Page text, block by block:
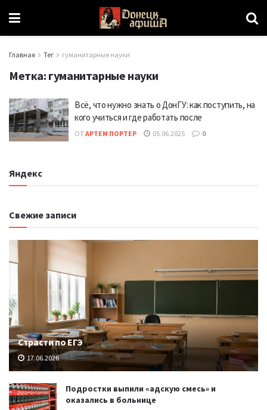
Главная Тег гуманитарные науки
Метка: гуманитарные науки
Всё, что нужно знать о ДонГУ: как поступить, на
кого учиться и где работать после
ОТ АРТЕМ ПОРТЕР 05.06.2025 0
Яндекс
Свежие записи
Страсти по ЕГЭ
17.06.2026
Подростки выпили «адскую смесь» и
оказались в больнице